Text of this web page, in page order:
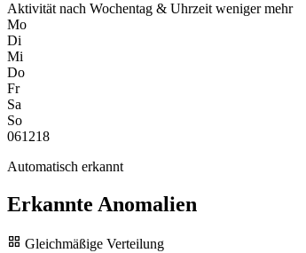
Aktivität nach Wochentag & Uhrzeit wenigermehr
Mo
Di
Mi
Do
Fr
Sa
So
061218
Automatisch erkannt
Erkannte Anomalien
Gleichmäßige Verteilung